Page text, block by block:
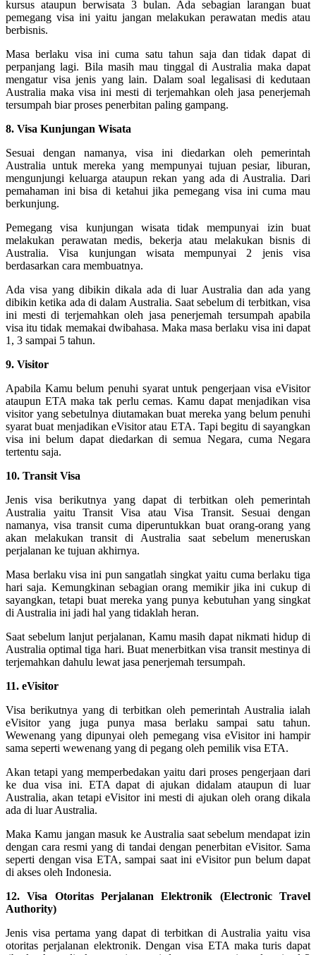
kursus ataupun berwisata 3 bulan. Ada sebagian larangan buat
pemegang visa ini yaitu jangan melakukan perawatan medis atau
berbisnis.
Masa berlaku visa ini cuma satu tahun saja dan tidak dapat di
perpanjang lagi. Bila masih mau tinggal di Australia maka dapat
mengatur visa jenis yang lain. Dalam soal legalisasi di kedutaan
Australia maka visa ini mesti di terjemahkan oleh jasa penerjemah
tersumpah biar proses penerbitan paling gampang.
8. Visa Kunjungan Wisata
Sesuai dengan namanya, visa ini diedarkan oleh pemerintah
Australia untuk mereka yang mempunyai tujuan pesiar, liburan,
mengunjungi keluarga ataupun rekan yang ada di Australia. Dari
pemahaman ini bisa di ketahui jika pemegang visa ini cuma mau
berkunjung.
Pemegang visa kunjungan wisata tidak mempunyai izin buat
melakukan perawatan medis, bekerja atau melakukan bisnis di
Australia. Visa kunjungan wisata mempunyai 2 jenis visa
berdasarkan cara membuatnya.
Ada visa yang dibikin dikala ada di luar Australia dan ada yang
dibikin ketika ada di dalam Australia. Saat sebelum di terbitkan, visa
ini mesti di terjemahkan oleh jasa penerjemah tersumpah apabila
visa itu tidak memakai dwibahasa. Maka masa berlaku visa ini dapat
1, 3 sampai 5 tahun.
9. Visitor
Apabila Kamu belum penuhi syarat untuk pengerjaan visa eVisitor
ataupun ETA maka tak perlu cemas. Kamu dapat menjadikan visa
visitor yang sebetulnya diutamakan buat mereka yang belum penuhi
syarat buat menjadikan eVisitor atau ETA. Tapi begitu di sayangkan
visa ini belum dapat diedarkan di semua Negara, cuma Negara
tertentu saja.
10. Transit Visa
Jenis visa berikutnya yang dapat di terbitkan oleh pemerintah
Australia yaitu Transit Visa atau Visa Transit. Sesuai dengan
namanya, visa transit cuma diperuntukkan buat orang-orang yang
akan melakukan transit di Australia saat sebelum meneruskan
perjalanan ke tujuan akhirnya.
Masa berlaku visa ini pun sangatlah singkat yaitu cuma berlaku tiga
hari saja. Kemungkinan sebagian orang memikir jika ini cukup di
sayangkan, tetapi buat mereka yang punya kebutuhan yang singkat
di Australia ini jadi hal yang tidaklah heran.
Saat sebelum lanjut perjalanan, Kamu masih dapat nikmati hidup di
Australia optimal tiga hari. Buat menerbitkan visa transit mestinya di
terjemahkan dahulu lewat jasa penerjemah tersumpah.
11. eVisitor
Visa berikutnya yang di terbitkan oleh pemerintah Australia ialah
eVisitor yang juga punya masa berlaku sampai satu tahun.
Wewenang yang dipunyai oleh pemegang visa eVisitor ini hampir
sama seperti wewenang yang di pegang oleh pemilik visa ETA.
Akan tetapi yang memperbedakan yaitu dari proses pengerjaan dari
ke dua visa ini. ETA dapat di ajukan didalam ataupun di luar
Australia, akan tetapi eVisitor ini mesti di ajukan oleh orang dikala
ada di luar Australia.
Maka Kamu jangan masuk ke Australia saat sebelum mendapat izin
dengan cara resmi yang di tandai dengan penerbitan eVisitor. Sama
seperti dengan visa ETA, sampai saat ini eVisitor pun belum dapat
di akses oleh Indonesia.
12. Visa Otoritas Perjalanan Elektronik (Electronic Travel
Authority)
Jenis visa pertama yang dapat di terbitkan di Australia yaitu visa
otoritas perjalanan elektronik. Dengan visa ETA maka turis dapat